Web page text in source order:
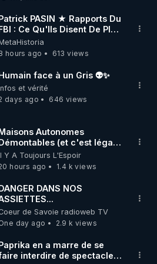
rdlr_thierrycasasnovas/
RGNR (stages,
SUR ODYSEE
sont aussi sur la
PASIN ★ Rapports Du
: Ce Qu'Ils Disent De Plus
Sur Hitler
hours ago
613 views
face à un Gris 👽✨
et vérité
days ago
646 views
Autonomes
(et c'est légal).
éco village en
Y A Toujours L'Espoir
hours ago
1.4 k views
DANS NOS
de Savoie radioweb TV
day ago
2.9 k views
en a marre de se
interdire de spectacle.